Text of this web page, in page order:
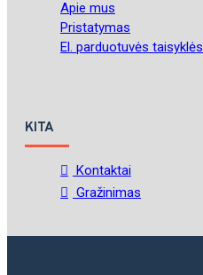
Apie mus
Pristatymas
El. parduotuvės taisyklės
KITA
Kontaktai
Gražinimas